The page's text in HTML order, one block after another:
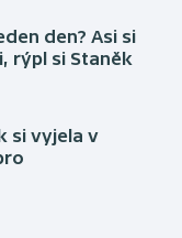
den? Asi si
rýpl si Staněk
si vyjela v